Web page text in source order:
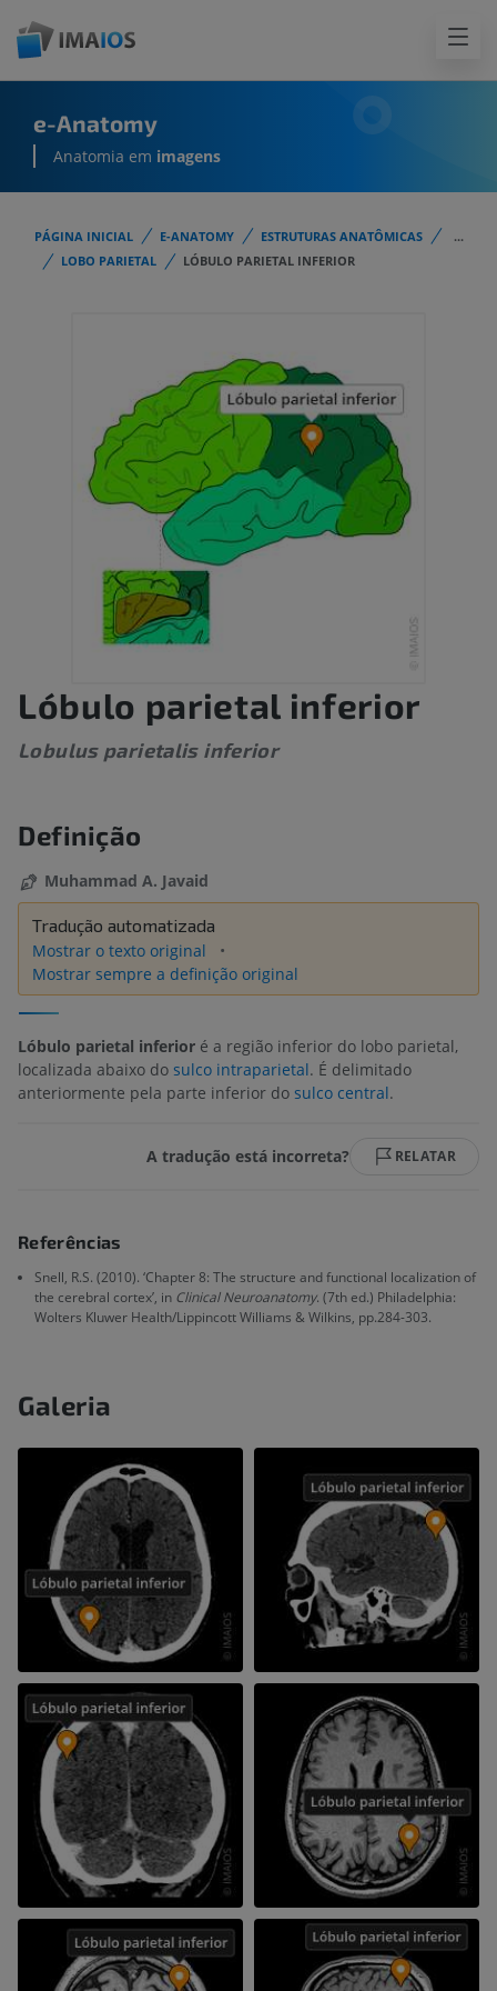
e-Anatomy
Anatomia em imagens
PÁGINA INICIAL E-ANATOMY ESTRUTURAS ANATÔMICAS
...
LOBO PARIETAL
LÓBULO PARIETAL INFERIOR
Lóbulo parietal inferior
Lobulus parietalis inferior
Definição
Muhammad A. Javaid
Tradução automatizada
Mostrar o texto original
Mostrar sempre a definição original
Lóbulo parietal inferior é a região inferior do lobo parietal,
localizada abaixo do sulco intraparietal. É delimitado
anteriormente pela parte inferior do sulco central.
A tradução está incorreta? RELATAR
Referências
Snell, R.S. (2010). ‘Chapter 8: The structure and functional localization of
the cerebral cortex’, in Clinical Neuroanatomy. (7th ed.) Philadelphia:
Wolters Kluwer Health/Lippincott Williams & Wilkins, pp.284-303.
Galeria